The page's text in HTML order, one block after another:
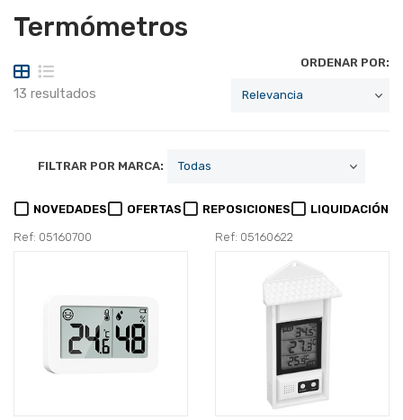
Termómetros
13 resultados
ORDENAR POR:
FILTRAR POR MARCA:
NOVEDADES OFERTAS REPOSICIONES LIQUIDACIÓN
Ref: 05160700 Ref: 05160622